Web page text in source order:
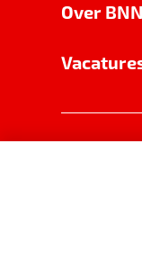
Over